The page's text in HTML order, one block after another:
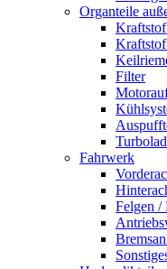
Organteile
Filter
Fahrwerk
Felgen /